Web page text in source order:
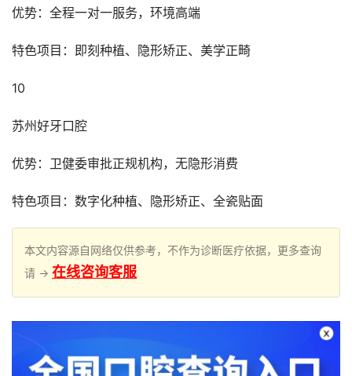
优势：全程一对一服务，环境高端
特色项目：即刻种植、隐形矫正、美学正畸
10
苏州好牙口腔
优势：卫健委审批正规机构，无隐形消费
特色项目：数字化种植、隐形矫正、全瓷贴面
本文内容源自网络仅供参考，不作为诊断医疗依据，更多查询
请 → 在线咨询客服